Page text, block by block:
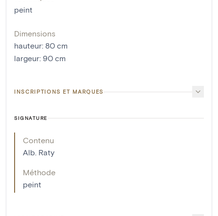
peint
Dimensions
hauteur: 80 cm
largeur: 90 cm
INSCRIPTIONS ET MARQUES
SIGNATURE
Contenu
Alb. Raty
Méthode
peint